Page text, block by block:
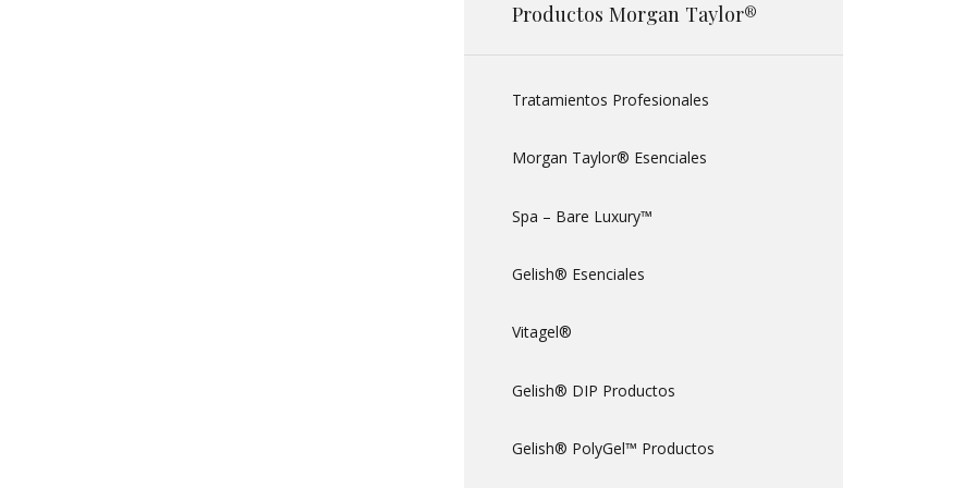
Productos Morgan Taylor®
Tratamientos Profesionales
Morgan Taylor® Esenciales
Spa – Bare Luxury™
Gelish® Esenciales
Vitagel®
Gelish® DIP Productos
Gelish® PolyGel™ Productos